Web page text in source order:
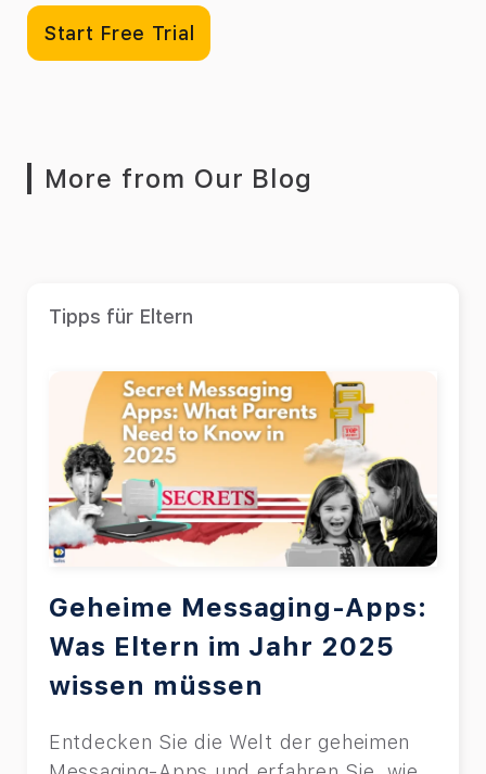
Start Free Trial
More from Our Blog
Tipps für Eltern
Geheime Messaging-Apps:
Was Eltern im Jahr 2025
wissen müssen
Entdecken Sie die Welt der geheimen